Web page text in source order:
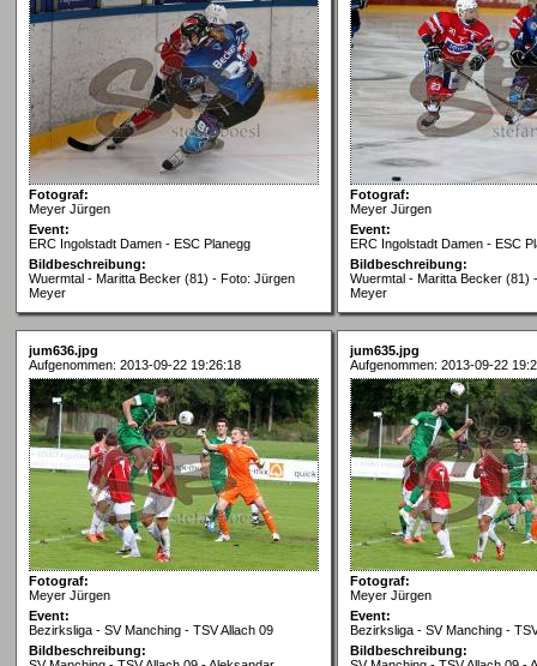
Fotograf:
Meyer Jürgen
Event:
ERC Ingolstadt Damen - ESC Planegg
Bildbeschreibung:
Wuermtal - Maritta Becker (81) - Foto: Jürgen
Meyer
Fotograf:
Meyer Jürgen
Event:
ERC Ingolstadt Damen - ESC
Bildbeschreibung:
Wuermtal - Maritta Becker (81)
Meyer
jum636.jpg
Aufgenommen: 2013-09-22 19:26:18
Fotograf:
Meyer Jürgen
Event:
Bezirksliga - SV Manching - TSV Allach 09
Bildbeschreibung:
jum635.jpg
Aufgenommen: 2013-09-22
Fotograf:
Meyer Jürgen
Event:
Bezirksliga - SV Manching -
Bildbeschreibung: